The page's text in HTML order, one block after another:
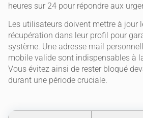
heures sur 24 pour répondre aux
Les utilisateurs doivent mettre à jour
récupération dans leur profil pour
système. Une adresse mail
mobile valide sont indispensables à
Vous évitez ainsi de rester bloqué
durant une période cruciale.